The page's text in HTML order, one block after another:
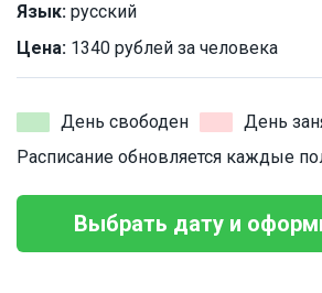
Язык: русский
Цена: 1340 рублей за человека
День свободен
День
Расписание обновляется каждые
Выбрать дату и